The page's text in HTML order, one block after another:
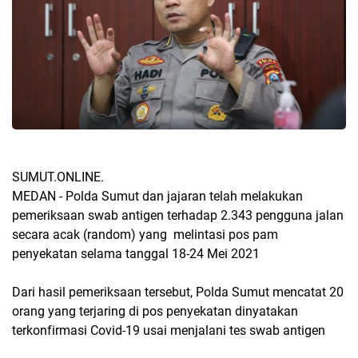
SUMUT.ONLINE.
MEDAN - Polda Sumut dan jajaran telah melakukan
pemeriksaan swab antigen terhadap 2.343 pengguna jalan
secara acak (random) yang melintasi pos pam
penyekatan selama tanggal 18-24 Mei 2021
Dari hasil pemeriksaan tersebut, Polda Sumut mencatat 20
orang yang terjaring di pos penyekatan dinyatakan
terkonfirmasi Covid-19 usai menjalani tes swab antigen